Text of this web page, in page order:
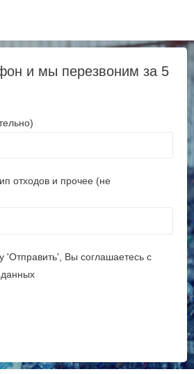
и мы перезвоним за 5
отходов и прочее (не